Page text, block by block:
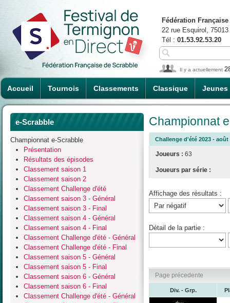
Accueil Tournois Classements Classique Jeunes
Fédération
22 rue Esquirol,
Tél : 01.53.92.53.20
Il y a actuellement
e-Scrabble
Championnat e-Scrabble
Présentation
Résultats des épisodes
Classement saison 1
Classement saison 2
Classement Challenge d'été
Classement saison 3 - Général
Classement saison 3 - Final
Classement saison 4 - Général
Classement saison 4 - Final
Classement Challenge d'été - Général
Classement Challenge d'été - Final
Classement saison 5 - Général
Classement saison 5 - Final
Classement saison 6 - Général
Classement saison 6 - Final
Classement Challenge d'été - Général
Championnat
Challenge d'été 2023 - août
Joueurs : 63
Joueurs par série :
Affichage des résultats :
Détail de la partie :
Page précedente
Div. - Grp.